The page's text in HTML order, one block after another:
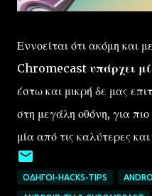
Εννοείται ότι ακόμη και
Chromecast υπάρχει
έστω και μικρή δε μας
στη μεγάλη οθόνη, για
μία από τις καλύτερες
ΟΔΗΓΟΊ-HACKS-TIPS